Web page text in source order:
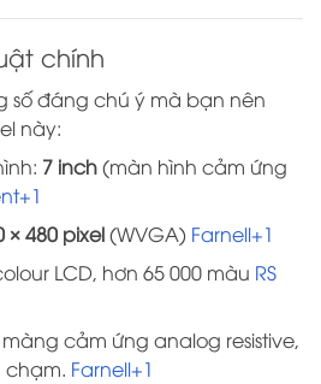
chính
số đáng chú ý mà bạn nên
này:
7 inch(màn hình cảm ứng
× 480 pixel(WVGA) Farnell+1
LCD, hơn 65 000 màu RS
cảm ứng analog resistive,
chạm. Farnell+1